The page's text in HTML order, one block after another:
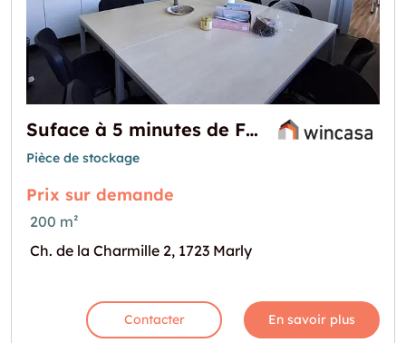
Suface à 5 minutes de Fribourg !
Pièce de stockage
Prix sur demande
200 m²
Ch. de la Charmille 2, 1723 Marly
Contacter En savoir plus